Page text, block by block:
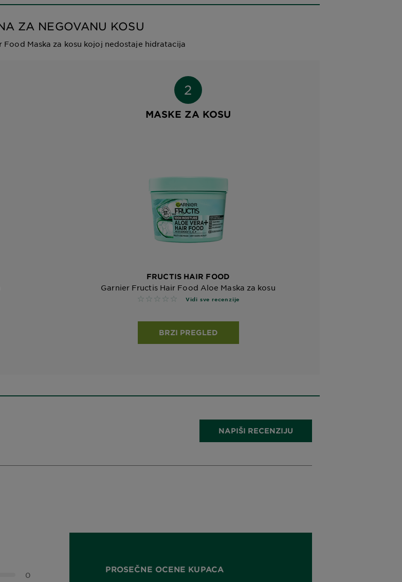
ZA NEGOVANU KOSU
Food Maska za kosu kojoj nedostaje hidratacija
MASKE ZA KOSU
FRUCTIS HAIR FOOD
Garnier Fructis Hair Food Aloe Maska za kosu
No reviews Vidi sve recenzije
BRZI PREGLED
NAPIŠI RECENZIJU
0
PROSEČNE OCENE KUPACA